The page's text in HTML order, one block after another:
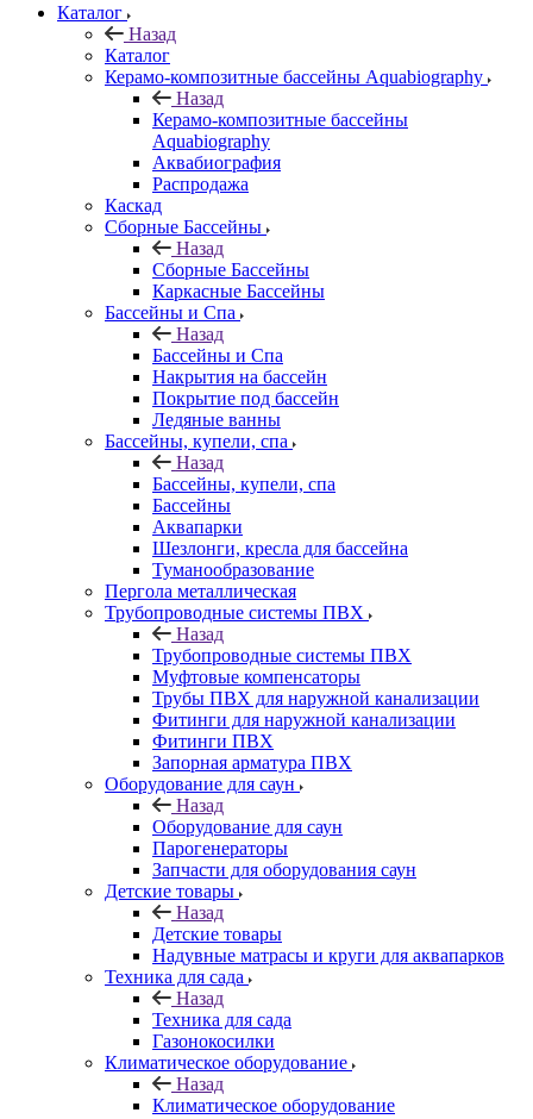
Каталог
Назад
Каталог
Керамо-композитные бассейны Aquabiography
Назад
Керамо-композитные бассейны
Aquabiography
Аквабиография
Распродажа
Каскад
Сборные Бассейны
Назад
Сборные Бассейны
Каркасные Бассейны
Бассейны и Спа
Назад
Бассейны и Спа
Накрытия на бассейн
Покрытие под бассейн
Ледяные ванны
Бассейны, купели, спа
Назад
Бассейны, купели, спа
Бассейны
Аквапарки
Шезлонги, кресла для бассейна
Туманообразование
Пергола металлическая
Трубопроводные системы ПВХ
Назад
Трубопроводные системы ПВХ
Муфтовые компенсаторы
Трубы ПВХ для наружной канализации
Фитинги для наружной канализации
Фитинги ПВХ
Запорная арматура ПВХ
Оборудование для саун
Назад
Оборудование для саун
Парогенераторы
Запчасти для оборудования саун
Детские товары
Назад
Детские товары
Надувные матрасы и круги для аквапарков
Техника для сада
Назад
Техника для сада
Газонокосилки
Климатическое оборудование
Назад
Климатическое оборудование